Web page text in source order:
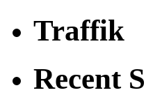
Traffik
Recent